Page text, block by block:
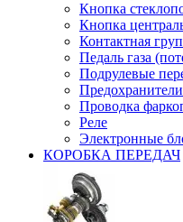
Кнопка
Кнопка
Контактная
Педаль газа
Подрулевые
Предохранители
Проводка
Реле
Электронные
КОРОБКА ПЕРЕДАЧ